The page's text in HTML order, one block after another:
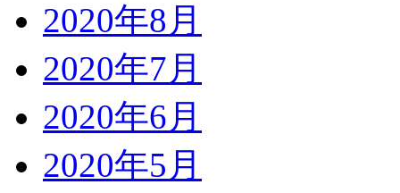
2020年8月
2020年7月
2020年6月
2020年5月